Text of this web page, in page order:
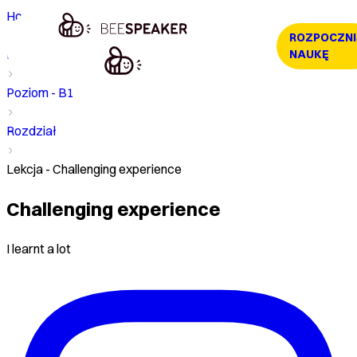
NAUKĘ
Home
Kurs
Poziom - B1
Rozdział
Lekcja - Challenging experience
Challenging experience
I learnt a lot